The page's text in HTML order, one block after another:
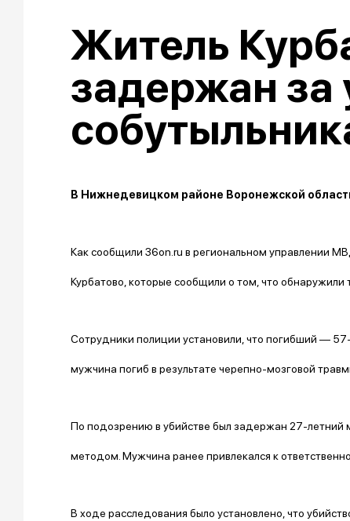
Житель
задержан за
В Нижнедевицком районе Воронежской
Как сообщили 36on.ru в региональном управлении
Курбатово, которые сообщили о том, что
Сотрудники полиции установили, что погибший —
мужчина погиб в результате черепно-мозговой
По подозрению в убийстве был задержан 27-
методом. Мужчина ранее привлекался к
В ходе расследования было установлено, что